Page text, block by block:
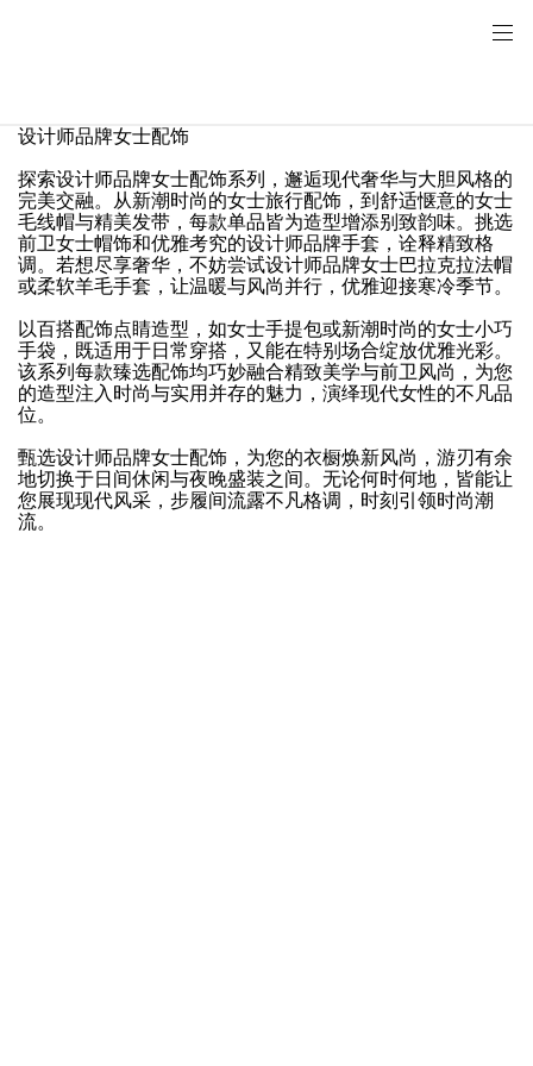
设计师品牌女士配饰
探索设计师品牌女士配饰系列，邂逅现代奢华与大胆风格的
完美交融。从新潮时尚的女士旅行配饰，到舒适惬意的女士
毛线帽与精美发带，每款单品皆为造型增添别致韵味。挑选
前卫女士帽饰和优雅考究的设计师品牌手套，诠释精致格
调。若想尽享奢华，不妨尝试设计师品牌女士巴拉克拉法帽
或柔软羊毛手套，让温暖与风尚并行，优雅迎接寒冷季节。
以百搭配饰点睛造型，如女士手提包或新潮时尚的女士小巧
手袋，既适用于日常穿搭，又能在特别场合绽放优雅光彩。
该系列每款臻选配饰均巧妙融合精致美学与前卫风尚，为您
的造型注入时尚与实用并存的魅力，演绎现代女性的不凡品
位。
甄选设计师品牌女士配饰，为您的衣橱焕新风尚，游刃有余
地切换于日间休闲与夜晚盛装之间。无论何时何地，皆能让
您展现现代风采，步履间流露不凡格调，时刻引领时尚潮
流。